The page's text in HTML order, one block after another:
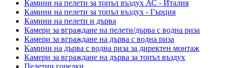
Камини на пелети за топъл въздух АС - Италия
Камини на пелети за топъл въздух - Гърция
Камини на пелети и дърва
Камери за вграждане на пелети/дърва с водна риза
Камери за вграждане на дърва с водна риза
Камини на дърва с водна риза за директен монтаж
Камери за вграждане на дърва за топъл въздух
Пелетни горелки